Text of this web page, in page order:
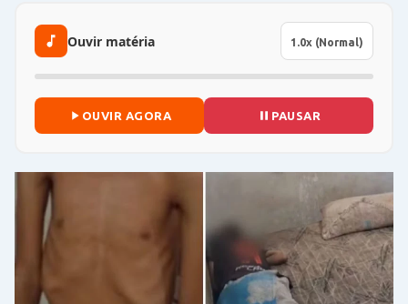
Ouvir matéria
OUVIR AGORA PAUSAR